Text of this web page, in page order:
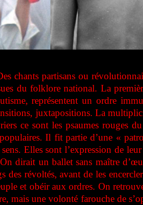
chants partisans ou
du folklore national. La
représentent un ordre
juxtapositions. La
ce sont les psaumes rouges
Il fit partie d’une «
Elles sont l’expression de
dirait un ballet sans maître
des révoltés, avant de les
et obéir aux ordres. On
mais une volonté farouche de